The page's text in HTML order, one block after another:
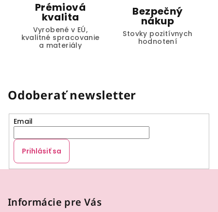
Prémiová
kvalita
Vyrobené v EÚ,
kvalitné spracovanie
a materiály
Bezpečný
nákup
Stovky pozitívnych
hodnotení
Odoberať newsletter
Email
Prihlásiť sa
Informácie pre Vás